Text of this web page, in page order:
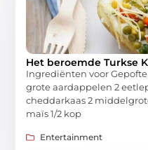
Het beroemde Turkse
Ingrediënten voor
grote aardappelen 2
cheddarkaas 2
maïs 1/2 kop
Entertainment